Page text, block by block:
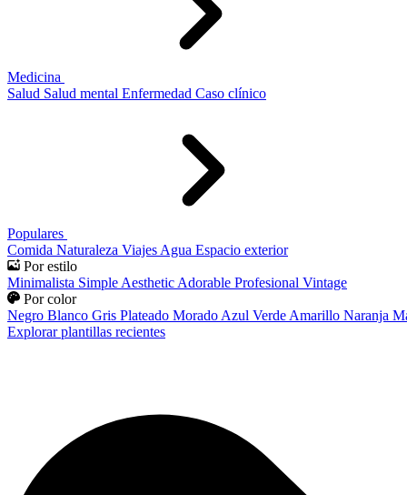
Medicina
Salud Salud mental Enfermedad Caso clínico
Populares
Comida Naturaleza Viajes Agua Espacio exterior
Por estilo
Minimalista Simple Aesthetic Adorable Profesional Vintage
Por color
Negro Blanco Gris Plateado Morado Azul Verde Amarillo Naranja
Explorar plantillas recientes